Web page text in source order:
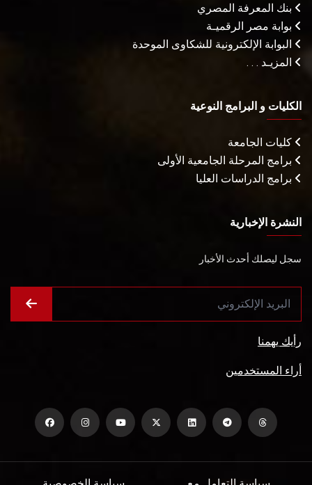
بنك المعرفة المصري
بوابة مصر الرقميـة
البوابة الإلكترونية للشكاوى الموحدة
المزيـد . . .
الكليات و البرامج النوعية
كليات الجامعة
برامج المرحلة الجامعية الأولى
برامج الدراسات العليا
النشرة الإخبارية
سجل ليصلك أحدث الأخبار
رأيك يهمنا
أراء المستخدمين